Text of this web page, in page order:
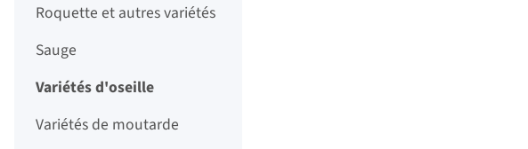
Roquette et autres variétés
Sauge
Variétés d'oseille
Variétés de moutarde